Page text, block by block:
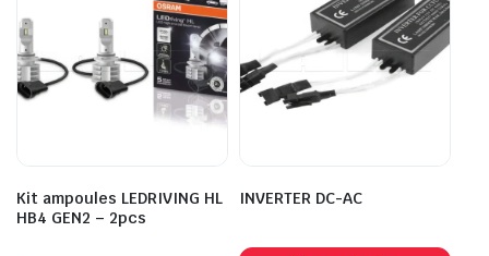
Kit ampoules LEDRIVING HL
HB4 GEN2 – 2pcs
INVERTER DC-AC